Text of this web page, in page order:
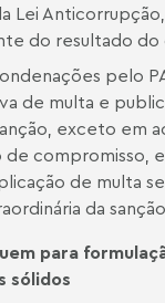
Lei Anticorrupção,
do resultado do
pelo
de multa e
exceto em
compromisso,
de multa
da
para
sólidos